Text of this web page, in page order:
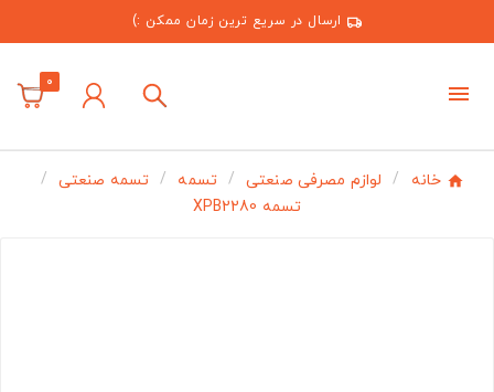
ارسال در سریع ترین زمان ممکن :)
0
خانه لوازم مصرفی صنعتی تسمه
تسمه صنعتی
تسمه XPB2280